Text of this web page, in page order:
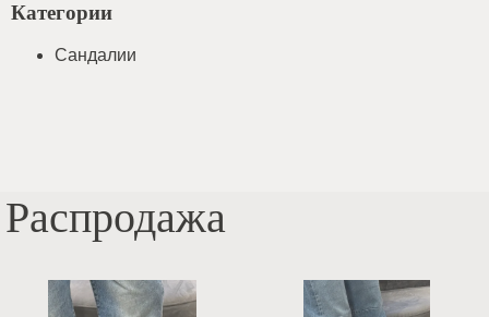
Категории
Сандалии
Распродажа